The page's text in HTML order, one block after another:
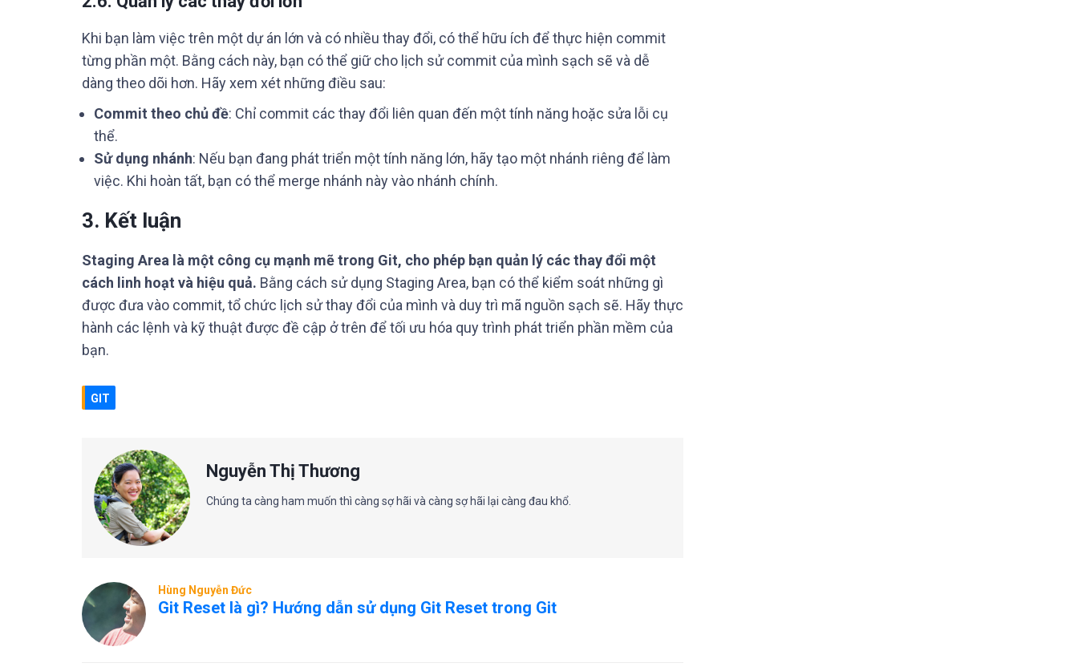
Khi bạn làm việc trên một dự án lớn và có nhiều thay đổi, có thể hữu ích để thực hiện commit
từng phần một. Bằng cách này, bạn có thể giữ cho lịch sử commit của mình sạch sẽ và dễ
dàng theo dõi hơn. Hãy xem xét những điều sau:
Commit theo chủ đề: Chỉ commit các thay đổi liên quan đến một tính năng hoặc sửa lỗi cụ
thể.
Sử dụng nhánh: Nếu bạn đang phát triển một tính năng lớn, hãy tạo một nhánh riêng để làm
việc. Khi hoàn tất, bạn có thể merge nhánh này vào nhánh chính.
3. Kết luận
Staging Area là một công cụ mạnh mẽ trong Git, cho phép bạn quản lý các thay đổi một
cách linh hoạt và hiệu quả. Bằng cách sử dụng Staging Area, bạn có thể kiểm soát những gì
được đưa vào commit, tổ chức lịch sử thay đổi của mình và duy trì mã nguồn sạch sẽ. Hãy thực
hành các lệnh và kỹ thuật được đề cập ở trên để tối ưu hóa quy trình phát triển phần mềm của
bạn.
GIT
Nguyễn Thị Thương
Chúng ta càng ham muốn thì càng sợ hãi và càng sợ hãi lại càng đau khổ.
Hùng Nguyễn Đức
Git Reset là gì? Hướng dẫn sử dụng Git Reset trong Git